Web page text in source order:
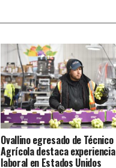
Ovallino egresado de Técnico
Agrícola destaca experiencia
laboral en Estados Unidos